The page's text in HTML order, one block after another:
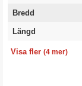
Bredd
Längd
Visa fler (4 mer)